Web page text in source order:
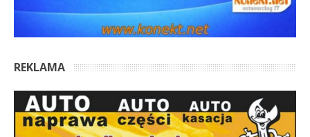
REKLAMA